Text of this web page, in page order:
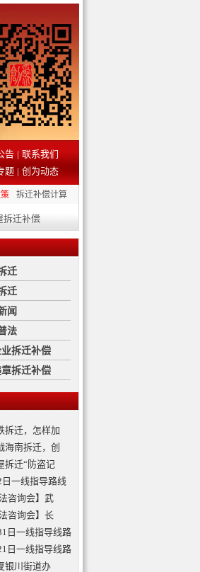
告 | 联系我们
题 | 创为动态
拆迁补偿计算
拆迁补偿
迁
迁
闻
法
拆迁补偿
拆迁补偿
拆迁，怎样加
海南拆迁，创
拆迁“防盗记
一线指导路线
咨询会】武
咨询会】长
日一线指导线路
日一线指导线路
银川街道办